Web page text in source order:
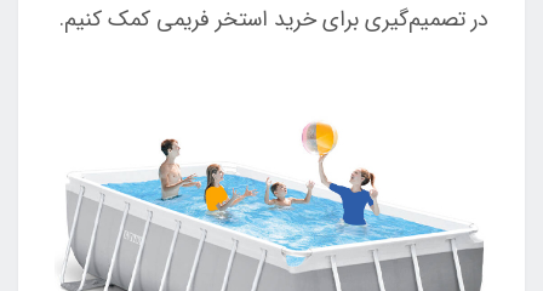
در تصمیم‌گیری برای خرید استخر فریمی کمک کنیم.